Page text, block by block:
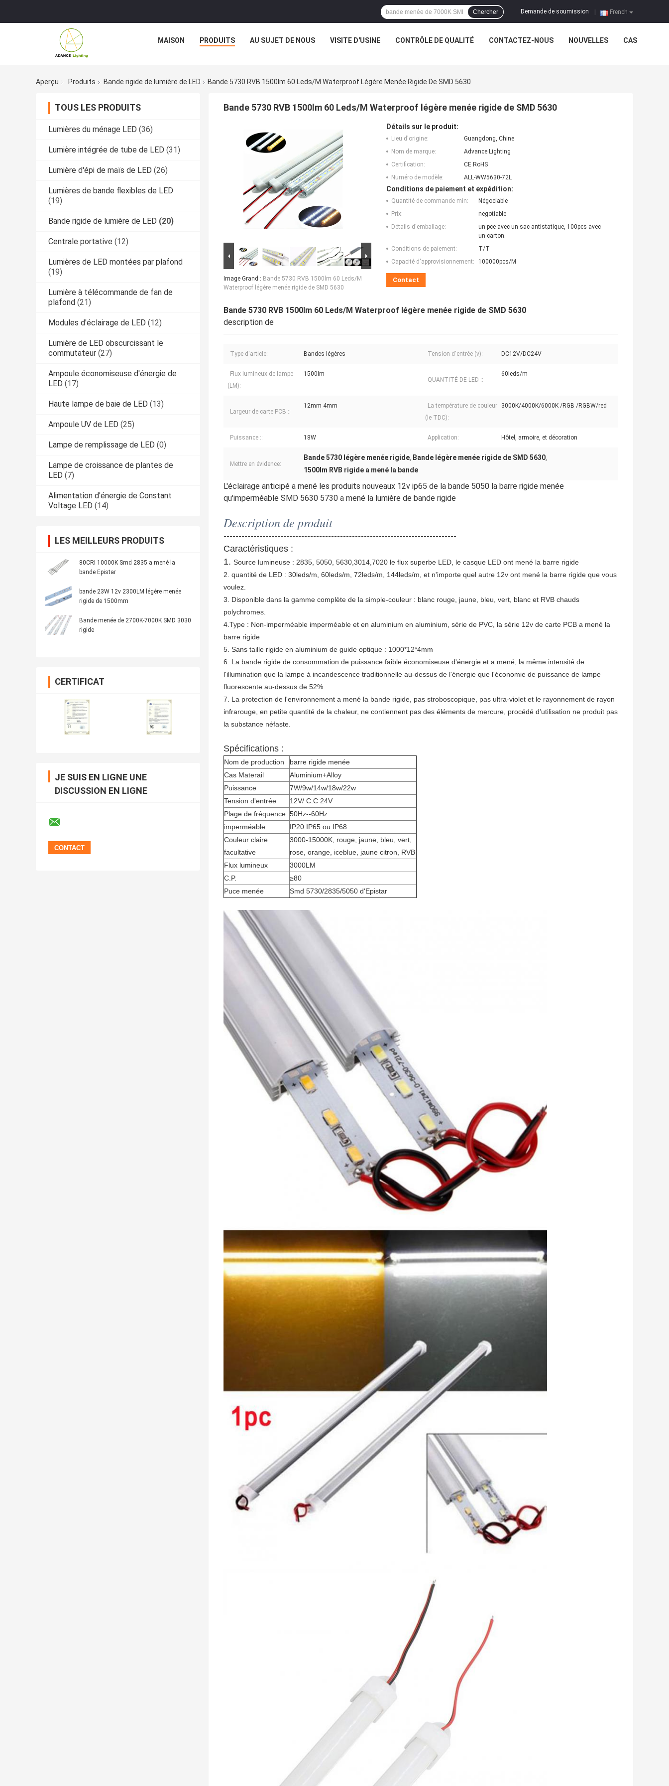
French
Demande de soumission
Chercher
MAISON PRODUITS AU SUJET DE NOUS VISITE D'USINE CONTRÔLE DE QUALITÉ CONTACTEZ-NOUS NOUVELLES CAS
Aperçu Produits Bande rigide de lumière de LED Bande 5730 RVB 1500lm 60 Leds/M Waterproof Légère Menée Rigide De SMD 5630
TOUS LES PRODUITS
Lumières du ménage LED (36)
Lumière intégrée de tube de LED (31)
Lumière d'épi de maïs de LED (26)
Lumières de bande flexibles de LED
(19)
Bande rigide de lumière de LED (20)
Centrale portative (12)
Lumières de LED montées par plafond
(19)
Lumière à télécommande de fan de
plafond (21)
Modules d'éclairage de LED (12)
Lumière de LED obscurcissant le
commutateur (27)
Ampoule économiseuse d'énergie de
LED (17)
Haute lampe de baie de LED (13)
Ampoule UV de LED (25)
Lampe de remplissage de LED (0)
Lampe de croissance de plantes de
LED (7)
Alimentation d'énergie de Constant
Voltage LED (14)
LES MEILLEURS PRODUITS
80CRI 10000K Smd 2835 a mené la
bande Epistar
bande 23W 12v 2300LM légère menée
rigide de 1500mm
Bande menée de 2700K-7000K SMD 3030
rigide
CERTIFICAT
JE SUIS EN LIGNE UNE
DISCUSSION EN LIGNE
Bande 5730 RVB 1500lm 60 Leds/M Waterproof légère menée rigide de SMD 5630
Image Grand : Bande 5730 RVB 1500lm 60 Leds/M
Waterproof légère menée rigide de SMD 5630
Détails sur le produit:
Lieu d'origine:
Guangdong, Chine
Nom de marque:
Advance Lighting
Certification:
CE RoHS
Numéro de modèle:
ALL-WW5630-72L
Conditions de paiement et expédition:
Quantité de commande min:
Négociable
Prix:
negotiable
Détails d'emballage:
un pce avec un sac antistatique, 100pcs avec
un carton.
Conditions de paiement:
T/T
Capacité d'approvisionnement:
100000pcs/M
Contact
Bande 5730 RVB 1500lm 60 Leds/M Waterproof légère menée rigide de SMD 5630
description de
Type d'article: Bandes légères Tension d'entrée (v): DC12V/DC24V
Flux lumineux de lampe
(LM):
1500lm
QUANTITÉ DE LED ::
60leds/m
Largeur de carte PCB ::
12mm 4mm
La température de couleur
(le TDC):
3000K/4000K/6000K /RGB /RGBW/red
Puissance :: 18W Application: Hôtel, armoire, et décoration
Mettre en évidence:
Bande 5730 légère menée rigide, Bande légère menée rigide de SMD 5630,
1500lm RVB rigide a mené la bande
L'éclairage anticipé a mené les produits nouveaux 12v ip65 de la bande 5050 la barre rigide menée
qu'imperméable SMD 5630 5730 a mené la lumière de bande rigide
Description de produit
------------------------------------------------------------------------------
Caractéristiques :
1. Source lumineuse : 2835, 5050, 5630,3014,7020 le flux superbe LED, le casque LED ont mené la barre rigide
2. quantité de LED : 30leds/m, 60leds/m, 72leds/m, 144leds/m, et n'importe quel autre 12v ont mené la barre rigide que vous
voulez.
3. Disponible dans la gamme complète de la simple-couleur : blanc rouge, jaune, bleu, vert, blanc et RVB chauds
polychromes.
4.Type : Non-imperméable imperméable et en aluminium en aluminium, série de PVC, la série 12v de carte PCB a mené la
barre rigide
5. Sans taille rigide en aluminium de guide optique : 1000*12*4mm
6. La bande rigide de consommation de puissance faible économiseuse d'énergie et a mené, la même intensité de
l'illumination que la lampe à incandescence traditionnelle au-dessus de l'énergie que l'économie de puissance de lampe
fluorescente au-dessus de 52%
7. La protection de l'environnement a mené la bande rigide, pas stroboscopique, pas ultra-violet et le rayonnement de rayon
infrarouge, en petite quantité de la chaleur, ne contiennent pas des éléments de mercure, procédé d'utilisation ne produit pas
la substance néfaste.
Spécifications :
Nom de production
barre rigide menée
Cas Materail
Aluminium+Alloy
Puissance
7W/9w/14w/18w/22w
Tension d'entrée
12V/ C.C 24V
Plage de fréquence 50Hz--60Hz
imperméable
IP20 IP65 ou IP68
Couleur claire
facultative
3000-15000K, rouge, jaune, bleu, vert,
rose, orange, iceblue, jaune citron, RVB
Flux lumineux
3000LM
C.P.
≥80
Puce menée
Smd 5730/2835/5050 d'Epistar